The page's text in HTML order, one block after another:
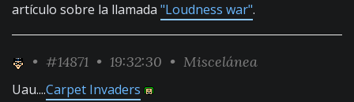
artículo sobre la llamada "Loudness war".
• #14871 • 19:32:30 • Miscelánea
Uau....Carpet Invaders